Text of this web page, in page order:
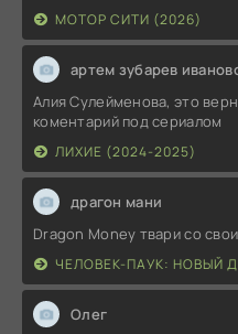
МОТОР СИТИ (2026)
артем зубарев
Алия Сулейменова, это
коментарий под сериалом
ЛИХИЕ (2024-2025)
драгон мани
Dragon Money твари со
ЧЕЛОВЕК-ПАУК: НОВЫЙ
Олег